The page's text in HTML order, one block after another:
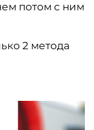
потом с ним
2 метода